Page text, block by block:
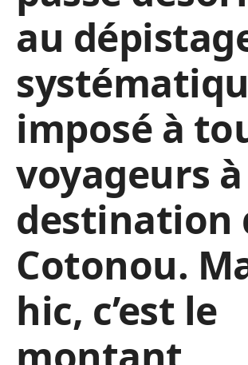
au
imposé à
voyageurs à
destination
Cotonou.
hic, c’est le